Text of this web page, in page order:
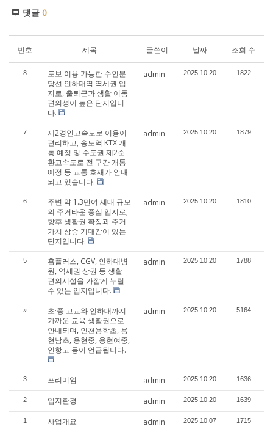
댓글 0
번호 제목 글쓴이 날짜 조회 수
8
도보 이용 가능한 수인분
당선 인하대역 역세권 입
지로, 출퇴근과 생활 이동
편의성이 높은 단지입니
다.
admin 2025.10.20 1822
7
제2경인고속도로 이용이
편리하고, 송도역 KTX 개
통 예정 및 수도권 제2순
환고속도로 전 구간 개통
예정 등 교통 호재가 안내
되고 있습니다.
admin 2025.10.20 1879
6
주변 약 1.3만여 세대 규모
의 주거타운 중심 입지로,
향후 생활권 확장과 주거
가치 상승 기대감이 있는
단지입니다.
admin 2025.10.20 1810
5
홈플러스, CGV, 인하대병
원, 역세권 상권 등 생활
편의시설을 가깝게 누릴
수 있는 입지입니다.
admin 2025.10.20 1788
»
초·중·고교와 인하대까지
가까운 교육 생활권으로
안내되며, 인천용학초, 용
현남초, 용현중, 용현여중,
인항고 등이 언급됩니다.
admin 2025.10.20 5164
3 프리미엄 admin 2025.10.20 1636
2 입지환경 admin 2025.10.20 1639
1 사업개요 admin 2025.10.07 1715